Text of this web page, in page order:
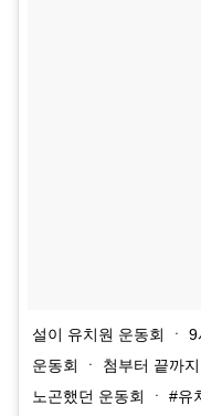
설이 유치원 운동회 ㆍ
운동회 ㆍ 첨부터 끝까
노곤했던 운동회 ㆍ #유